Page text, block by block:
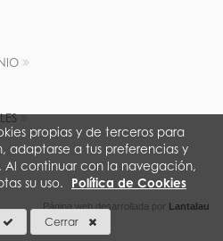
Página web desarrollada por Lantalau
propias y de terceros para
adaptarse a tus preferencias y
Al continuar con la navegación,
su uso.
Política de Cookies
Cerrar